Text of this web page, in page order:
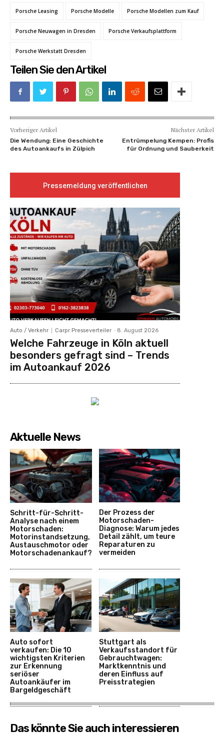
Porsche Leasing Porsche Modelle Porsche Modellen zum Kauf
Porsche Neuwagen in Dresden Porsche Verkaufsplattform
Porsche Werkstatt Dresden
Teilen Sie den Artikel
Vorheriger Artikel
Die Wendung: Eine Geschichte
des Autoankaufs in Zülpich
Nächster Artikel
Entrümpelung Kempen: Profis
für Ordnung und Sauberkeit
Pressemeldung veröffentlichen
Auto / Verkehr Carpr Presseverteiler - 8. August 2026
Welche Fahrzeuge in Köln aktuell
besonders gefragt sind – Trends
im Autoankauf 2026
Aktuelle News
Schritt-für-Schritt-
Analyse nach einem
Motorschaden:
Motorinstandsetzung,
Austauschmotor oder
Motorschadenankauf?
Der Prozess der
Motorschaden-
Diagnose: Warum jedes
Detail zählt, um teure
Reparaturen zu
vermeiden
Auto sofort
verkaufen: Die 10
wichtigsten Kriterien
zur Erkennung
seriöser
Autoankäufer im
Bargeldgeschäft
Stuttgart als
Verkaufsstandort für
Gebrauchtwagen:
Marktkenntnis und
deren Einfluss auf
Preisstrategien
Das könnte Sie auch interessieren